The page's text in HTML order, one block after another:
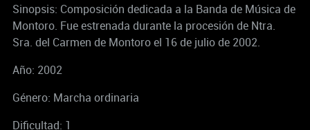
Sinopsis: Composición dedicada a la Banda de Música de
Montoro. Fue estrenada durante la procesión de Ntra.
Sra. del Carmen de Montoro el 16 de julio de 2002.
Año: 2002
Género: Marcha ordinaria
Dificultad: 1